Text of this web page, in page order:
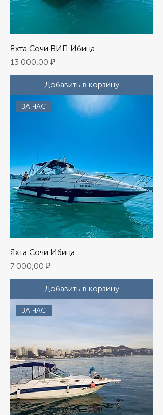
Яхта Сочи ВИП Ибица
Цена
13 000,00 ₽
Добавить в корзину
ЗА ЧАС
Яхта Сочи Ибица
Цена
7 000,00 ₽
Добавить в корзину
ЗА ЧАС